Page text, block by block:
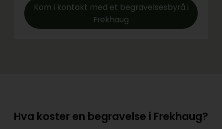
Kom i kontakt med et begravelsesbyrå i
Frekhaug
Hva koster en begravelse i Frekhaug?